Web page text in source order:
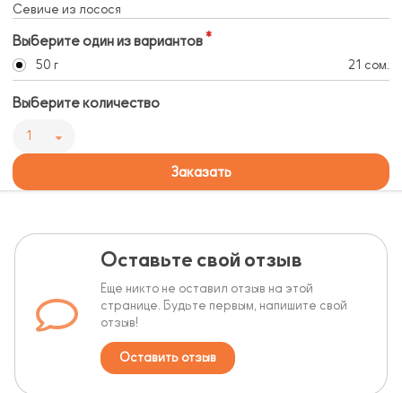
Севиче из лосося
Выберите один из вариантов
50 г 21 сом.
Выберите количество
1
Заказать
Оставьте свой отзыв
Еще никто не оставил отзыв на этой
странице. Будьте первым, напишите свой
отзыв!
Оставить отзыв